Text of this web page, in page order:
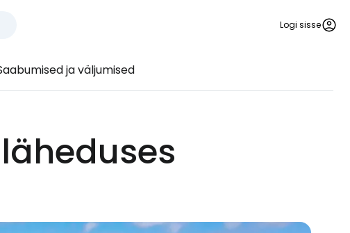
Logi sisse
ja väljumised